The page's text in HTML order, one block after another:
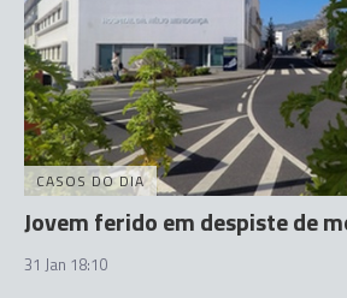
CASOS DO DIA
Jovem ferido em despiste de
31 Jan 18:10